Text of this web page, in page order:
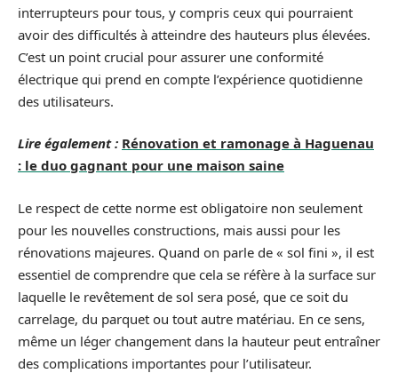
interrupteurs pour tous, y compris ceux qui pourraient
avoir des difficultés à atteindre des hauteurs plus élevées.
C’est un point crucial pour assurer une conformité
électrique qui prend en compte l’expérience quotidienne
des utilisateurs.
Lire également : Rénovation et ramonage à Haguenau
: le duo gagnant pour une maison saine
Le respect de cette norme est obligatoire non seulement
pour les nouvelles constructions, mais aussi pour les
rénovations majeures. Quand on parle de « sol fini », il est
essentiel de comprendre que cela se réfère à la surface sur
laquelle le revêtement de sol sera posé, que ce soit du
carrelage, du parquet ou tout autre matériau. En ce sens,
même un léger changement dans la hauteur peut entraîner
des complications importantes pour l’utilisateur.